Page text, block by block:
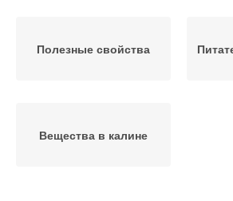
Полезные свойства
Вещества в калине